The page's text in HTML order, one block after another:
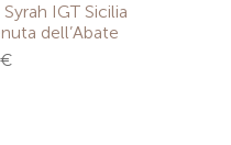
IGT Sicilia
dell’Abate
€